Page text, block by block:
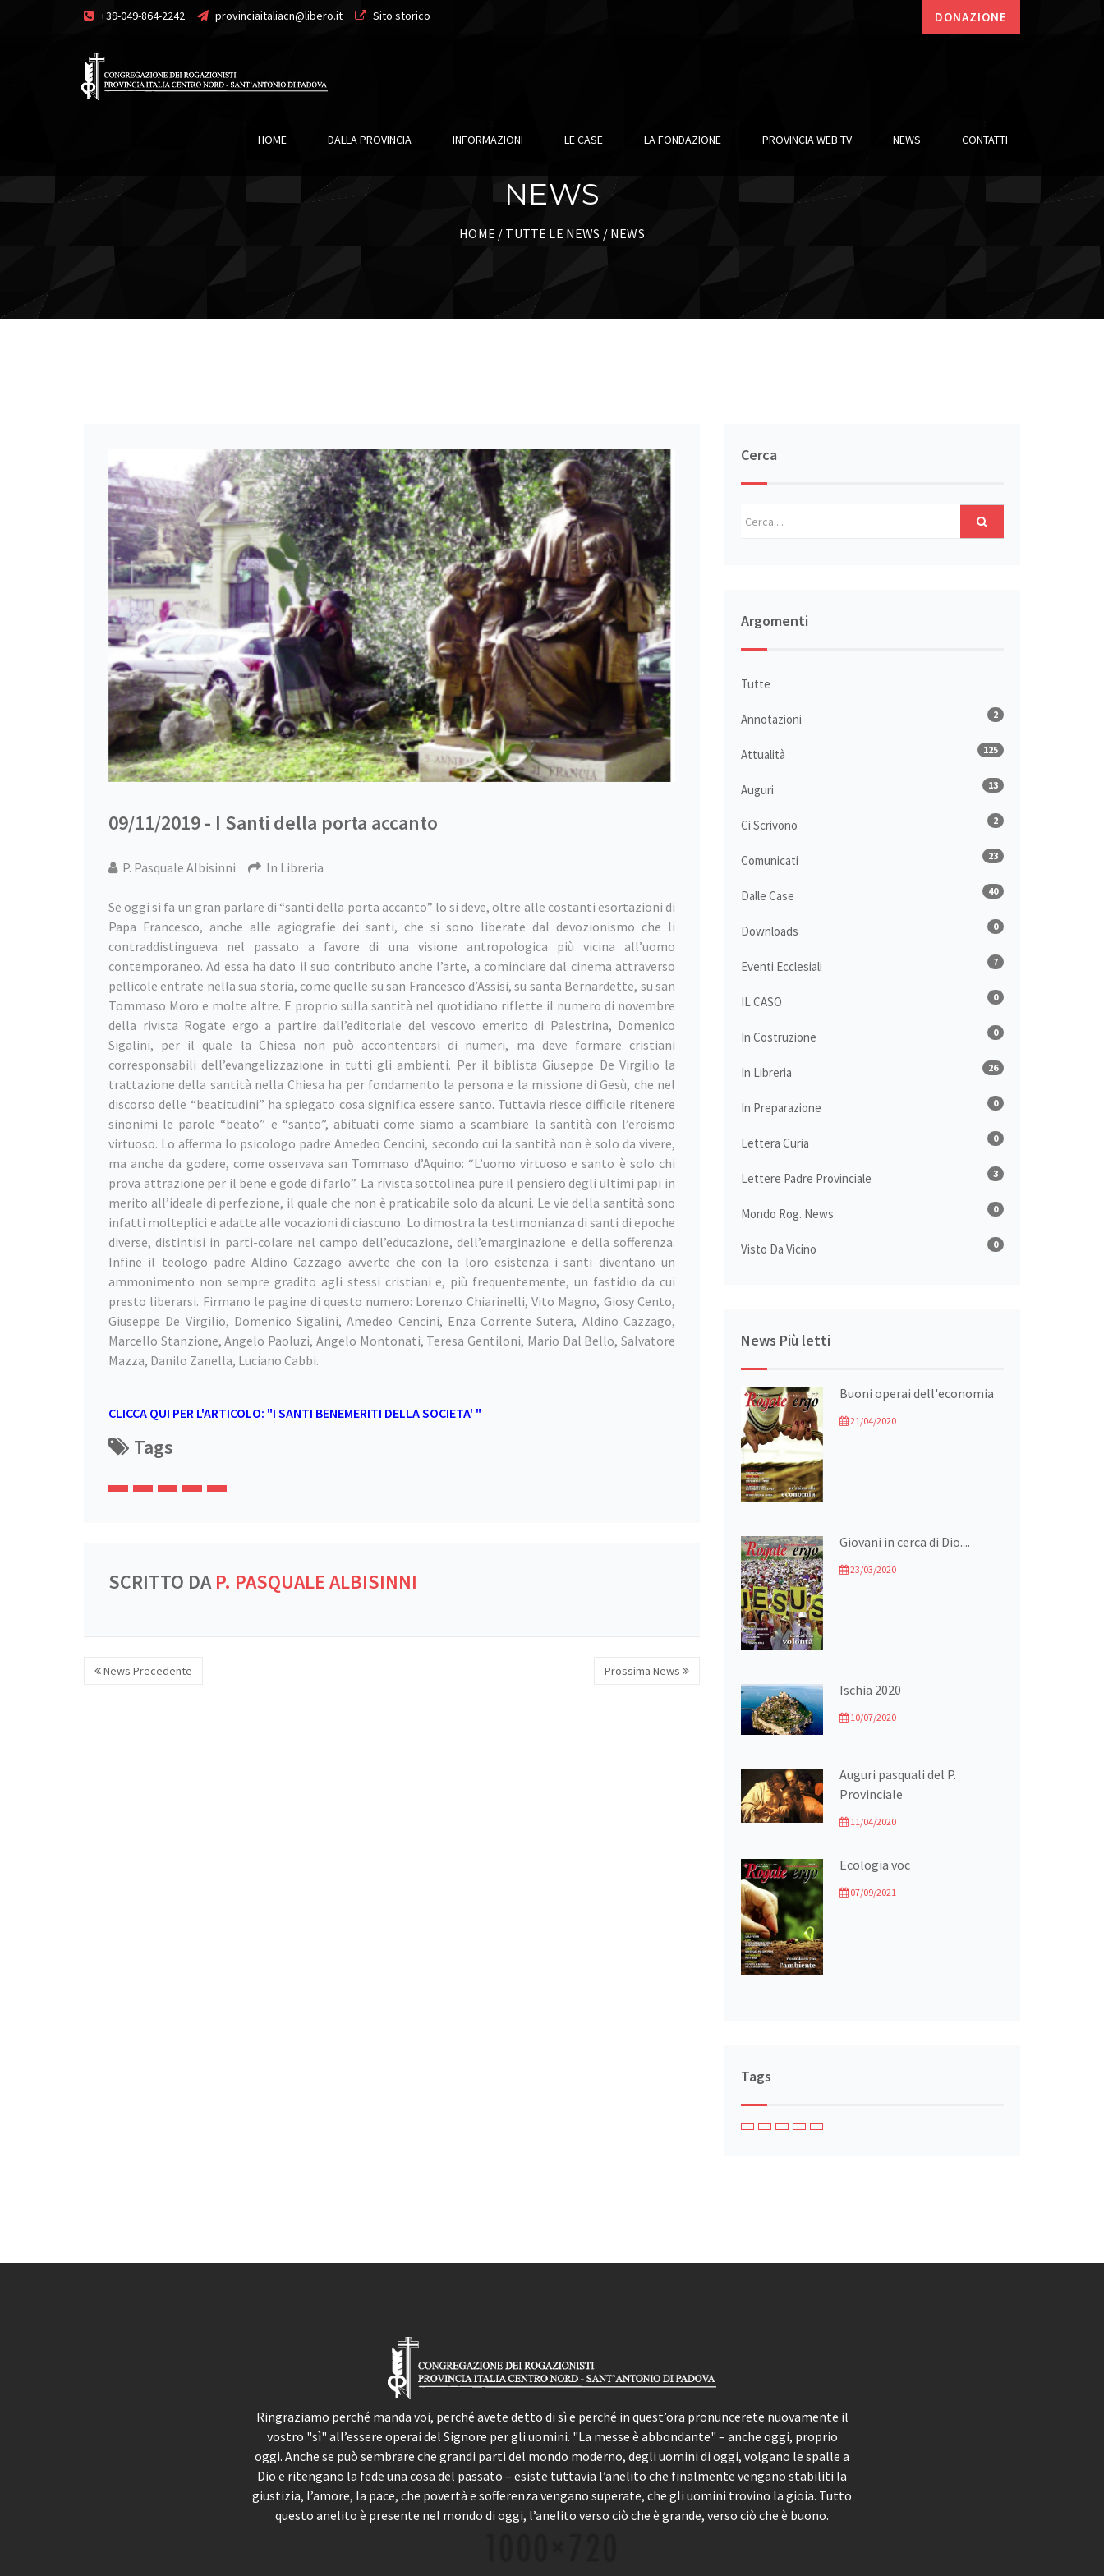
+39-049-864-2242 provinciaitaliacn@libero.it Sito storico DONAZIONE
HOME DALLA PROVINCIA INFORMAZIONI LE CASE LA FONDAZIONE PROVINCIA WEB TV NEWS CONTATTI
NEWS
HOME / TUTTE LE NEWS / NEWS
09/11/2019 - I Santi della porta accanto
P. Pasquale Albisinni In Libreria
Se oggi si fa un gran parlare di “santi della porta accanto” lo si deve, oltre alle costanti esortazioni di
Papa Francesco, anche alle agiografie dei santi, che si sono liberate dal devozionismo che li
contraddistingueva nel passato a favore di una visione antropologica più vicina all’uomo
contemporaneo. Ad essa ha dato il suo contributo anche l’arte, a cominciare dal cinema attraverso
pellicole entrate nella sua storia, come quelle su san Francesco d’Assisi, su santa Bernardette, su san
Tommaso Moro e molte altre. E proprio sulla santità nel quotidiano riflette il numero di novembre
della rivista Rogate ergo a partire dall’editoriale del vescovo emerito di Palestrina, Domenico
Sigalini, per il quale la Chiesa non può accontentarsi di numeri, ma deve formare cristiani
corresponsabili dell’evangelizzazione in tutti gli ambienti. Per il biblista Giuseppe De Virgilio la
trattazione della santità nella Chiesa ha per fondamento la persona e la missione di Gesù, che nel
discorso delle “beatitudini” ha spiegato cosa significa essere santo. Tuttavia riesce difficile ritenere
sinonimi le parole “beato” e “santo”, abituati come siamo a scambiare la santità con l’eroismo
virtuoso. Lo afferma lo psicologo padre Amedeo Cencini, secondo cui la santità non è solo da vivere,
ma anche da godere, come osservava san Tommaso d’Aquino: “L’uomo virtuoso e santo è solo chi
prova attrazione per il bene e gode di farlo”. La rivista sottolinea pure il pensiero degli ultimi papi in
merito all’ideale di perfezione, il quale che non è praticabile solo da alcuni. Le vie della santità sono
infatti molteplici e adatte alle vocazioni di ciascuno. Lo dimostra la testimonianza di santi di epoche
diverse, distintisi in parti-colare nel campo dell’educazione, dell’emarginazione e della sofferenza.
Infine il teologo padre Aldino Cazzago avverte che con la loro esistenza i santi diventano un
ammonimento non sempre gradito agli stessi cristiani e, più frequentemente, un fastidio da cui
presto liberarsi. Firmano le pagine di questo numero: Lorenzo Chiarinelli, Vito Magno, Giosy Cento,
Giuseppe De Virgilio, Domenico Sigalini, Amedeo Cencini, Enza Corrente Sutera, Aldino Cazzago,
Marcello Stanzione, Angelo Paoluzi, Angelo Montonati, Teresa Gentiloni, Mario Dal Bello, Salvatore
Mazza, Danilo Zanella, Luciano Cabbi.
CLICCA QUI PER L'ARTICOLO: "I SANTI BENEMERITI DELLA SOCIETA' "
Tags
SCRITTO DAP. PASQUALE ALBISINNI
Prossima News
News Precedente
Cerca
Argomenti
Tutte
Annotazioni 2
Attualità 125
Auguri 13
Ci Scrivono 2
Comunicati 23
Dalle Case 40
Downloads 0
Eventi Ecclesiali 7
IL CASO 0
In Costruzione 0
In Libreria 26
In Preparazione 0
Lettera Curia 0
Lettere Padre Provinciale 3
Mondo Rog. News 0
Visto Da Vicino 0
News Più letti
Buoni operai dell'economia
21/04/2020
Giovani in cerca di Dio....
23/03/2020
Ischia 2020
10/07/2020
Auguri pasquali del P.
Provinciale
11/04/2020
Ecologia voc
07/09/2021
Tags
Ringraziamo perché manda voi, perché avete detto di sì e perché in quest’ora pronuncerete nuovamente il
vostro "sì" all’essere operai del Signore per gli uomini. "La messe è abbondante" – anche oggi, proprio
oggi. Anche se può sembrare che grandi parti del mondo moderno, degli uomini di oggi, volgano le spalle a
Dio e ritengano la fede una cosa del passato – esiste tuttavia l’anelito che finalmente vengano stabiliti la
giustizia, l’amore, la pace, che povertà e sofferenza vengano superate, che gli uomini trovino la gioia. Tutto
questo anelito è presente nel mondo di oggi, l’anelito verso ciò che è grande, verso ciò che è buono.